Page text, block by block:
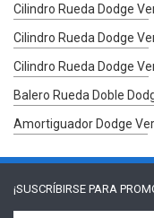
Cilindro Rueda Dodge
Cilindro Rueda Dodge
Cilindro Rueda Dodge
Balero Rueda Doble
Amortiguador Dodge
¡SUSCRÍBIRSE PARA